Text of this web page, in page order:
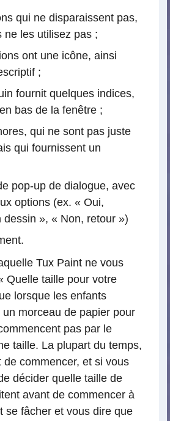
qui ne disparaissent pas,
ne les utilisez pas ;
ont une icône, ainsi
;
fournit quelques indices,
bas de la fenêtre ;
qui ne sont pas juste
qui fournissent un
pop-up de dialogue, avec
options (ex. « Oui,
dessin », « Non, retour »)
Tux Paint ne vous
Quelle taille pour votre
lorsque les enfants
un morceau de papier pour
pas par le
taille. La plupart du temps,
de commencer, et si vous
décider quelle taille de
avant de commencer à
se fâcher et vous dire que